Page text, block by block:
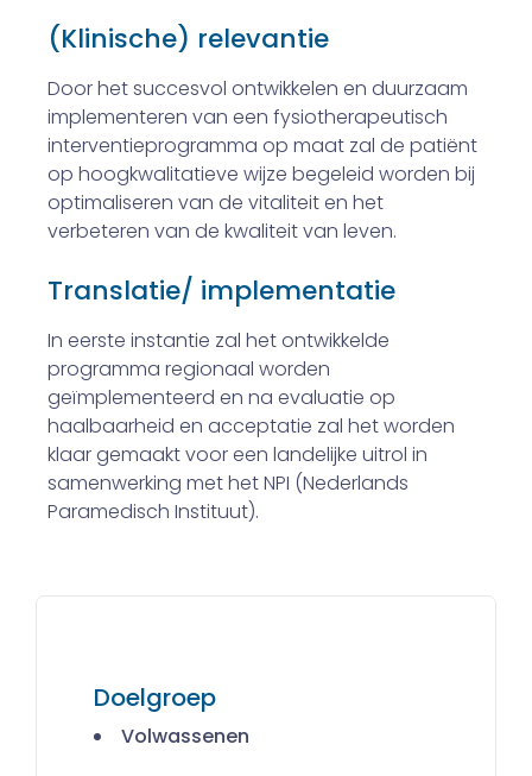
(Klinische) relevantie
Door het succesvol ontwikkelen en duurzaam
implementeren van een fysiotherapeutisch
interventieprogramma op maat zal de patiënt
op hoogkwalitatieve wijze begeleid worden bij
optimaliseren van de vitaliteit en het
verbeteren van de kwaliteit van leven.
Translatie/ implementatie
In eerste instantie zal het ontwikkelde
programma regionaal worden
geïmplementeerd en na evaluatie op
haalbaarheid en acceptatie zal het worden
klaar gemaakt voor een landelijke uitrol in
samenwerking met het NPI (Nederlands
Paramedisch Instituut).
Doelgroep
Volwassenen